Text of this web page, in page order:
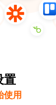
置
使用